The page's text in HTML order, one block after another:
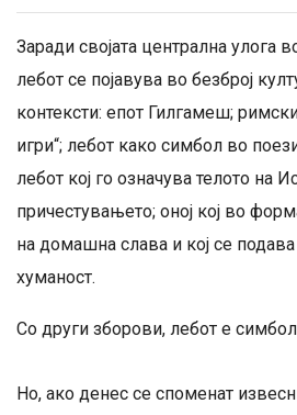
Заради својата централна улога
лебот се појавува во безброј
контексти: епот Гилгамеш;
игри“; лебот како симбол во
лебот кој го означува телото на
причестувањето; оној кој во
на домашна слава и кој се
хуманост.
Со други зборови, лебот е
Но, ако денес се споменат